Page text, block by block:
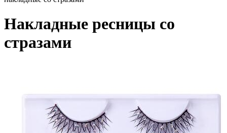
Накладные ресницы со
стразами